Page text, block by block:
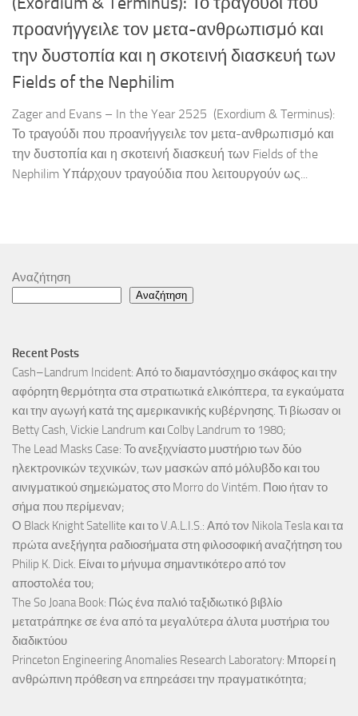
προανήγγειλε τον μετα-ανθρωπισμό και
την δυστοπία και η σκοτεινή διασκευή των
Fields of the Nephilim
Zager and Evans – In the Year 2525 (Exordium & Terminus):
Το τραγούδι που προανήγγειλε τον μετα-ανθρωπισμό και
την δυστοπία και η σκοτεινή διασκευή των Fields of the
Nephilim Υπάρχουν τραγούδια που λειτουργούν ως...
Αναζήτηση
Αναζήτηση
Recent Posts
Cash–Landrum Incident: Από το διαμαντόσχημο σκάφος και την
αφόρητη θερμότητα στα στρατιωτικά ελικόπτερα, τα εγκαύματα
και την αγωγή κατά της αμερικανικής κυβέρνησης. Τι βίωσαν οι
Betty Cash, Vickie Landrum και Colby Landrum το 1980;
The Lead Masks Case: Το ανεξιχνίαστο μυστήριο των δύο
ηλεκτρονικών τεχνικών, των μασκών από μόλυβδο και του
αινιγματικού σημειώματος στο Morro do Vintém. Ποιο ήταν το
σήμα που περίμεναν;
Ο Black Knight Satellite και το V.A.L.I.S.: Από τον Nikola Tesla και τα
πρώτα ανεξήγητα ραδιοσήματα στη φιλοσοφική αναζήτηση του
Philip K. Dick. Είναι το μήνυμα σημαντικότερο από τον
αποστολέα του;
The So Joana Book: Πώς ένα παλιό ταξιδιωτικό βιβλίο
μετατράπηκε σε ένα από τα μεγαλύτερα άλυτα μυστήρια του
διαδικτύου
Princeton Engineering Anomalies Research Laboratory: Μπορεί η
ανθρώπινη πρόθεση να επηρεάσει την πραγματικότητα;